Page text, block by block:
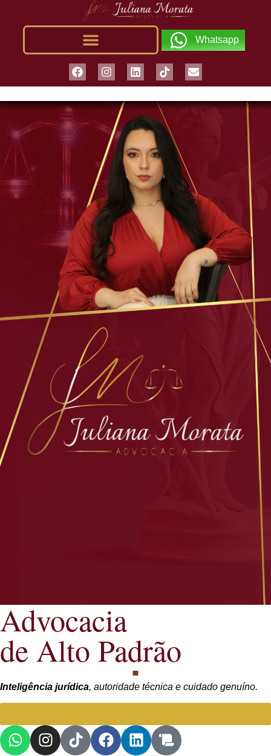
Whatsapp
Advocacia
de Alto Padrão
Inteligência jurídica, autoridade técnica e cuidado genuíno.